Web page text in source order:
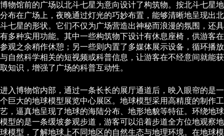
博物馆前的广场以北斗七星为意向设计了构筑物。按北斗七星地
分布在广场上，夜晚通过灯光的巧妙布置，能够清晰地呈现出北
斗七星的形状。它们不仅为广场营造出神秘而浪漫的氛围，还具
有多种实用功能。其中一些构筑物下设计有休息座椅，供游客在
参观之余稍作休憩；另一些则内置了多媒体展示设备，循环播放
与自然科学相关的短视频或科普信息，让游客在不经意间就能获
取知识，增强了广场的科普互动性。
进入博物馆内部，通过一条长长的展厅通道后，映入眼帘的是一
个巨大的地球模型展览中心展区。地球模型采用高精度的制作工
艺，逼真地呈现了地球的海陆分布、地形地貌等特征。环绕地球
模型的是一条缓坡参观步道，游客可以沿着步道全方位地观察地
球模型，了解地球上不同地区的自然生态与地理环境。在地球模